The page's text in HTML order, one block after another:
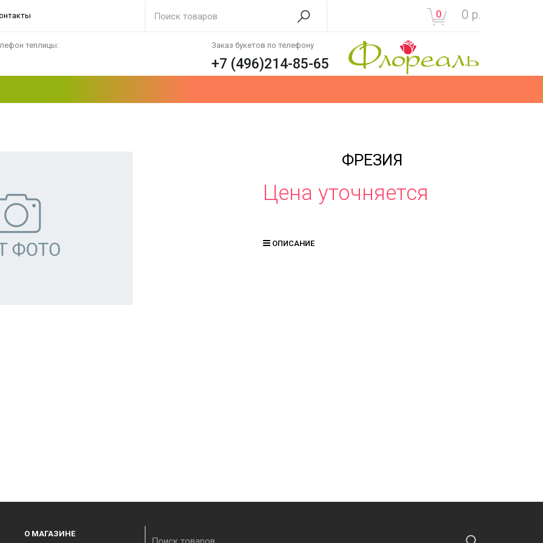
0 0 р.
теплицы: Заказ букетов по телефону
+7 (496)214-85-65
ФРЕЗИЯ
Цена уточняется
ОПИСАНИЕ
О МАГАЗИНЕ